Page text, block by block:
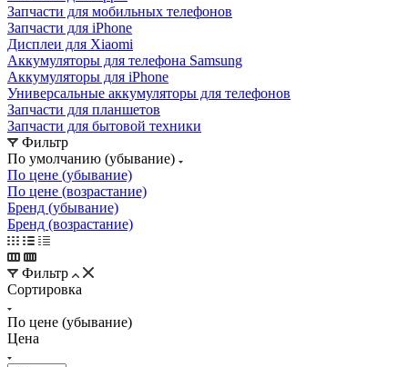
Запчасти для мобильных телефонов
Запчасти для iPhone
Дисплеи для Xiaomi
Аккумуляторы для телефона Samsung
Аккумуляторы для iPhone
Универсальные аккумуляторы для телефонов
Запчасти для планшетов
Запчасти для бытовой техники
Фильтр
По умолчанию (убывание)
По цене (убывание)
По цене (возрастание)
Бренд (убывание)
Бренд (возрастание)
Фильтр
Сортировка
По цене (убывание)
Цена